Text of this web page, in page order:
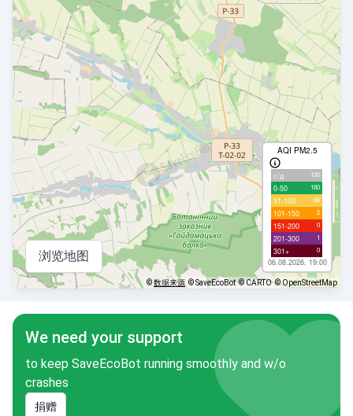
AQI PM2.5
с/д 100
0-50 180
51-100 66
101-150 2
151-200 0
201-300 1
301+ 0
06.08.2026, 19:00
浏览地图
©数据来源 © SaveEcoBot © CARTO © OpenStreetMap
We need your support
to keep SaveEcoBot running smoothly and w/o
crashes
捐赠